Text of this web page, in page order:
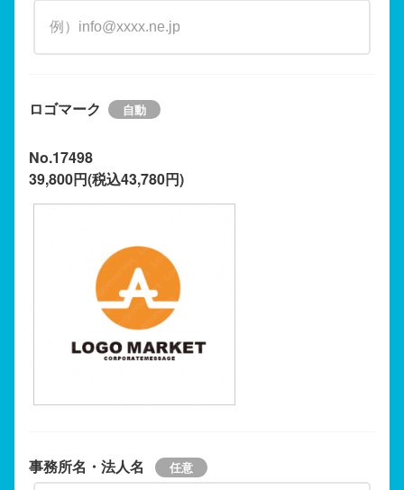
ロゴマーク
No.17498
39,800円(税込43,780円)
事務所名・法人名